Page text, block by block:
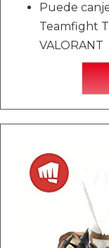
Puede
Teamfight
VALORANT